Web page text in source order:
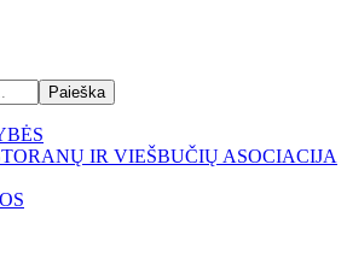
IR VIEŠBUČIŲ ASOCIACIJA